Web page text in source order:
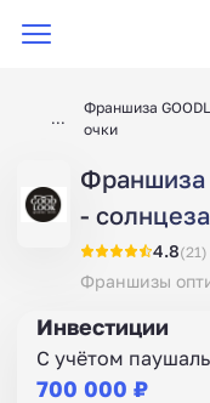
Франшиза
очки
Франшиза
-
4.8(21)
Франшизы
Инвестиции
С учётом
700 000 ₽